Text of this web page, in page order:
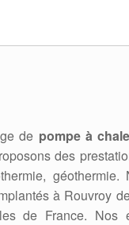
de pompe à
des
à Rouvroy
de France. Nos